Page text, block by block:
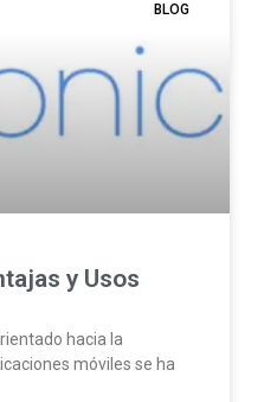
BLOG
y Usos
hacia la
móviles se ha